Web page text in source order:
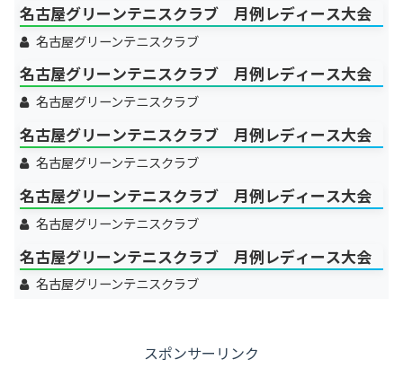
名古屋グリーンテニスクラブ 月例レディース大会
名古屋グリーンテニスクラブ
名古屋グリーンテニスクラブ 月例レディース大会
名古屋グリーンテニスクラブ
名古屋グリーンテニスクラブ 月例レディース大会
名古屋グリーンテニスクラブ
名古屋グリーンテニスクラブ 月例レディース大会
名古屋グリーンテニスクラブ
名古屋グリーンテニスクラブ 月例レディース大会
名古屋グリーンテニスクラブ
スポンサーリンク